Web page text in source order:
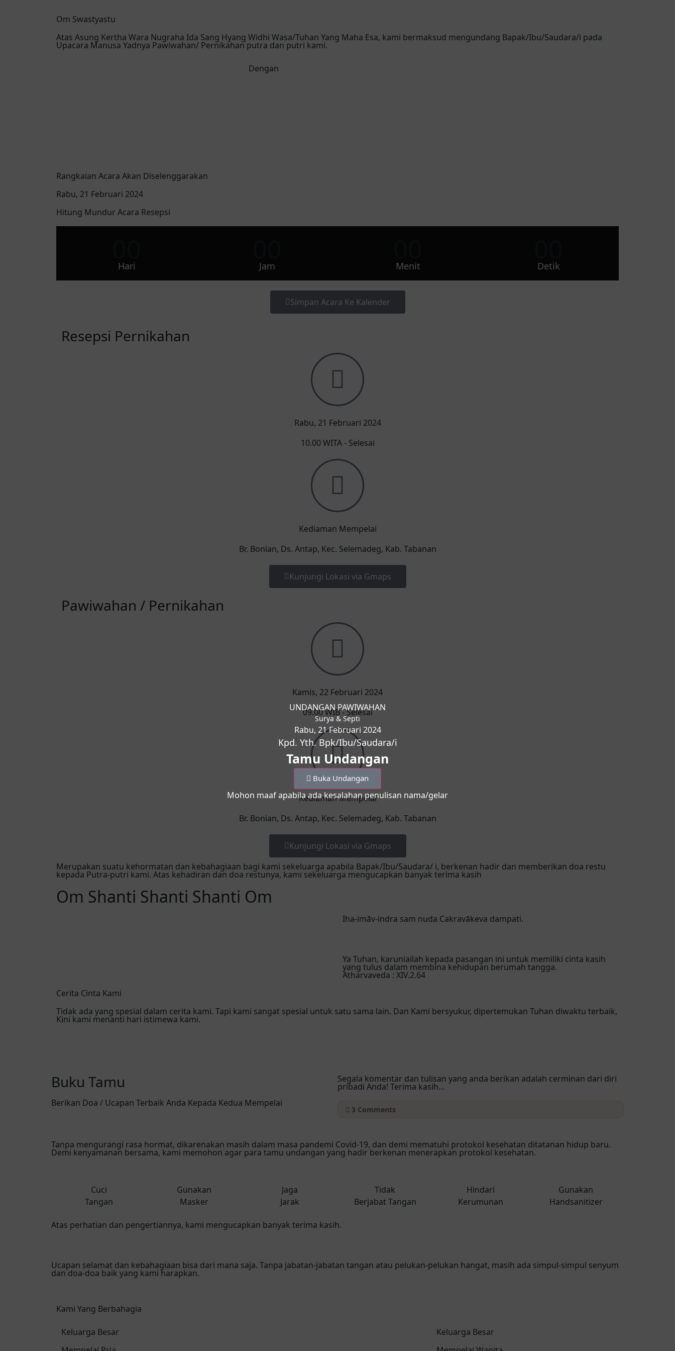
Om Swastyastu
Atas Asung Kertha Wara Nugraha Ida Sang Hyang Widhi Wasa/Tuhan Yang Maha Esa, kami bermaksud mengundang Bapak/Ibu/Saudara/i pada
Upacara Manusa Yadnya Pawiwahan/ Pernikahan putra dan putri kami.
Dengan
Rangkaian Acara Akan Diselenggarakan
Rabu, 21 Februari 2024
Hitung Mundur Acara Resepsi
Hari Jam Menit Detik
Simpan Acara Ke Kalender
Resepsi Pernikahan
Rabu, 21 Februari 2024
10.00 WITA - Selesai
Kediaman Mempelai
Br. Bonian, Ds. Antap, Kec. Selemadeg, Kab. Tabanan
Kunjungi Lokasi via Gmaps
Pawiwahan / Pernikahan
Kamis, 22 Februari 2024
09.00 WIB - Selesai
Kediaman Mempelai
Br. Bonian, Ds. Antap, Kec. Selemadeg, Kab. Tabanan
Kunjungi Lokasi via Gmaps
Merupakan suatu kehormatan dan kebahagiaan bagi kami sekeluarga apabila Bapak/Ibu/Saudara/ i, berkenan hadir dan memberikan doa restu
kepada Putra-putri kami. Atas kehadiran dan doa restunya, kami sekeluarga mengucapkan banyak terima kasih
Om Shanti Shanti Shanti Om
Iha-imāv-indra sam nuda Cakravākeva dampati.
Ya Tuhan, karuniailah kepada pasangan ini untuk memiliki cinta kasih
yang tulus dalam membina kehidupan berumah tangga.
Atharvaveda : XIV.2.64
Cerita Cinta Kami
Tidak ada yang spesial dalam cerita kami. Tapi kami sangat spesial untuk satu sama lain. Dan Kami bersyukur, dipertemukan Tuhan diwaktu terbaik,
Kini kami menanti hari istimewa kami.
Buku Tamu
Berikan Doa / Ucapan Terbaik Anda Kepada Kedua Mempelai
Segala komentar dan tulisan yang anda berikan adalah cerminan dari diri
pribadi Anda! Terima kasih...
3 Comments
Tanpa mengurangi rasa hormat, dikarenakan masih dalam masa pandemi Covid-19, dan demi mematuhi protokol kesehatan ditatanan hidup baru.
Demi kenyamanan bersama, kami memohon agar para tamu undangan yang hadir berkenan menerapkan protokol kesehatan.
Cuci
Tangan
Gunakan
Masker
Jaga
Jarak
Tidak
Berjabat Tangan
Hindari
Kerumunan
Gunakan
Handsanitizer
Atas perhatian dan pengertiannya, kami mengucapkan banyak terima kasih.
Ucapan selamat dan kebahagiaan bisa dari mana saja. Tanpa jabatan-jabatan tangan atau pelukan-pelukan hangat, masih ada simpul-simpul senyum
dan doa-doa baik yang kami harapkan.
Kami Yang Berbahagia
Keluarga Besar
Keluarga Besar
UNDANGAN PAWIWAHAN
Surya & Septi
Rabu, 21 Februari 2024
Kpd. Yth. Bpk/Ibu/Saudara/i
Tamu Undangan
Buka Undangan
Mohon maaf apabila ada kesalahan penulisan nama/gelar